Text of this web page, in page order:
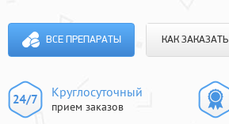
ВСЕ ПРЕПАРАТЫ КАК ЗАКАЗАТЬ
Круглосуточный
прием заказов